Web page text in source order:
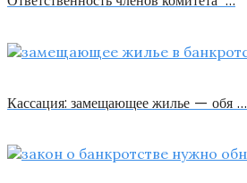
Кассация: замещающее жилье — обя …